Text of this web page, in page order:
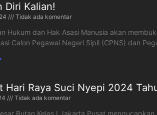
Diri Kalian!
Tidak ada komentar
Hukum dan Hak Asasi Manusia akan
Calon Pegawai Negeri Sipil (CPNS) dan
Hari Raya Suci Nyepi 2024
Tidak ada komentar